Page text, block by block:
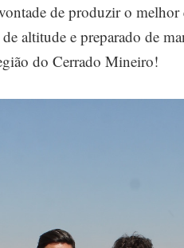
de produzir o
altitude e preparado de
do Cerrado Mineiro!